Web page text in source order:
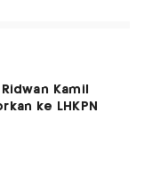
Kamil
ke LHKPN